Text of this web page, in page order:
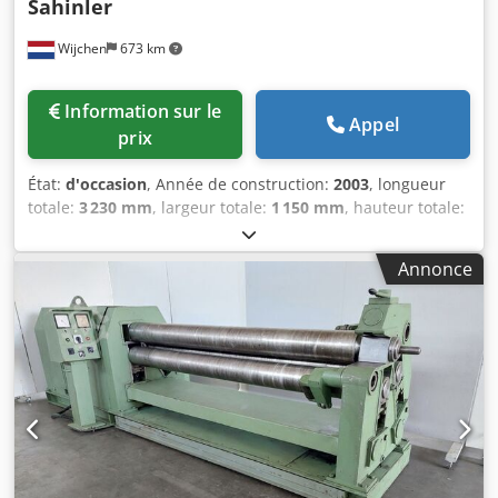
Wijchen 673 km
Sahinler
prix
Appel
État: d'occasion, Année de construction: 2003, longueur
totale: 3 230 mm, largeur totale: 1 150 mm, hauteur totale:
, Couleur : gris Poids à vide : 1 400 kg Prix : sur
demande - Année de fabrication : 2003 - Documentation
disponible : oui - Marquage CE présent : oui - Certificat CE
disponible : oui - Numéro de série : 220281 - Commande :
conventionnelle - Entraînement : mécanique - Nombre de
rouleaux [pcs] : 3 - Nombre de rouleaux entraînés [pcs] : 3
- Puissance [kW] : 2,2 - Épaisseur maximale de tôle [mm] :
2 - Épaisseur maximale de pré-cintrage [mm] : 2 - Largeur
de travail maximale [mm] : 2050 - Diamètre du rouleau
supérieur [mm] : 110 - Diamètre des rouleaux inférieurs
[mm] : 110 - Vitesse de cintrage [mm/min] : 3 - Dimensions
de transport : 3230mm x 1150mm x 1120mm (L x l x h) -
Annonce